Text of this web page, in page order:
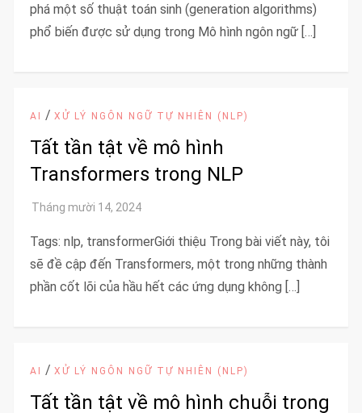
phá một số thuật toán sinh (generation algorithms)
phổ biến được sử dụng trong Mô hình ngôn ngữ […]
AI /XỬ LÝ NGÔN NGỮ TỰ NHIÊN (NLP)
Tất tần tật về mô hình
Transformers trong NLP
Tags: nlp, transformerGiới thiệu Trong bài viết này, tôi
sẽ đề cập đến Transformers, một trong những thành
phần cốt lõi của hầu hết các ứng dụng không […]
AI /XỬ LÝ NGÔN NGỮ TỰ NHIÊN (NLP)
Tất tần tật về mô hình chuỗi trong